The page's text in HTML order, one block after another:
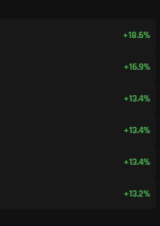
+18.6%
+16.9%
+13.4%
+13.4%
+13.4%
+13.2%